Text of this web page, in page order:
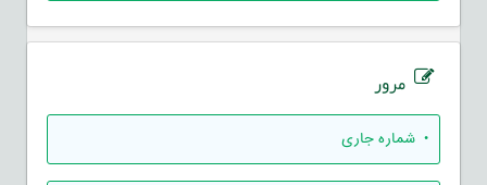
مرور
• شماره جاری